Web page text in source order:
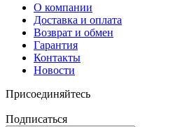
О компании
Доставка и оплата
Возврат и обмен
Гарантия
Контакты
Новости
Присоединяйтесь
Подписаться